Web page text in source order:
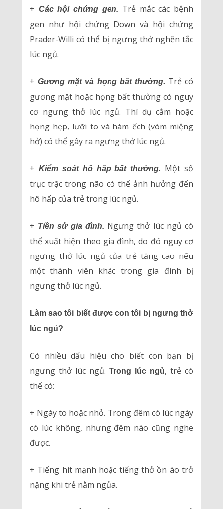
+ Các hội chứng gen. Trẻ mắc các bệnh
gen như hội chứng Down và hội chứng
Prader-Willi có thể bị ngưng thở nghẽn tắc
lúc ngủ.
+ Gương mặt và họng bất thường. Trẻ có
gương mặt hoặc họng bất thường có nguy
cơ ngưng thở lúc ngủ. Thí dụ cằm hoặc
họng hẹp, lưỡi to và hàm ếch (vòm miệng
hở) có thể gây ra ngưng thở lúc ngủ.
+ Kiểm soát hô hấp bất thường. Một số
trục trặc trong não có thể ảnh hưởng đến
hô hấp của trẻ trong lúc ngủ.
+ Tiền sử gia đình. Ngưng thở lúc ngủ có
thể xuất hiện theo gia đình, do đó nguy cơ
ngưng thở lúc ngủ của trẻ tăng cao nếu
một thành viên khác trong gia đình bị
ngưng thở lúc ngủ.
Làm sao tôi biết được con tôi bị ngưng thở
lúc ngủ?
Có nhiều dấu hiệu cho biết con bạn bị
ngưng thở lúc ngủ. Trong lúc ngủ, trẻ có
thể có:
+ Ngáy to hoặc nhỏ. Trong đêm có lúc ngáy
có lúc không, nhưng đêm nào cũng nghe
được.
+ Tiếng hít mạnh hoặc tiếng thở ồn ào trở
nặng khi trẻ nằm ngửa.